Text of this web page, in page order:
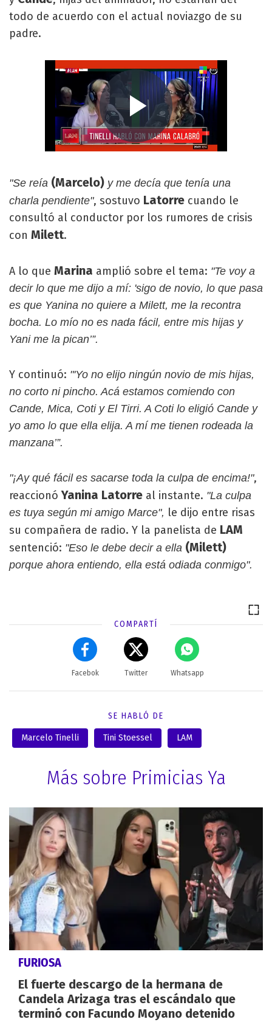
todo de acuerdo con el actual noviazgo de su
padre.
"Se reía (Marcelo) y me decía que tenía una
charla pendiente", sostuvo Latorre cuando le
consultó al conductor por los rumores de crisis
con Milett.
A lo que Marina amplió sobre el tema: "Te voy a
decir lo que me dijo a mí: 'sigo de novio, lo que pasa
es que Yanina no quiere a Milett, me la recontra
bocha. Lo mío no es nada fácil, entre mis hijas y
Yani me la pican’”.
Y continuó: "'Yo no elijo ningún novio de mis hijas,
no corto ni pincho. Acá estamos comiendo con
Cande, Mica, Coti y El Tirri. A Coti lo eligió Cande y
yo amo lo que ella elija. A mí me tienen rodeada la
manzana’”.
"¡Ay qué fácil es sacarse toda la culpa de encima!",
reaccionóYanina Latorre al instante. "La culpa
es tuya según mi amigo Marce", le dijo entre risas
su compañera de radio. Y la panelista de LAM
sentenció: "Eso le debe decir a ella (Milett)
porque ahora entiendo, ella está odiada conmigo".
COMPARTÍ
Facebok Twitter Whatsapp
SE HABLÓ DE
Marcelo Tinelli Tini Stoessel LAM
Más sobre Primicias Ya
FURIOSA
El fuerte descargo de la hermana de
Candela Arizaga tras el escándalo que
terminó con Facundo Moyano detenido